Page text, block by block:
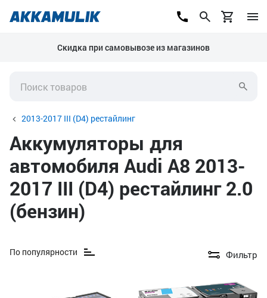
Скидка при самовывозе из магазинов
2013-2017 III (D4) рестайлинг
Аккумуляторы для
автомобиля Audi A8 2013-
2017 III (D4) рестайлинг 2.0
(бензин)
По популярности Фильтр